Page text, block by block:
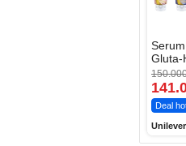
Gluta-
Da
7
Deal
Unilever